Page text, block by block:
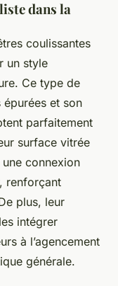
dans la
coulissantes
un style
Ce type de
et son
parfaitement
surface vitrée
connexion
renforçant
plus, leur
intégrer
à l’agencement
générale.